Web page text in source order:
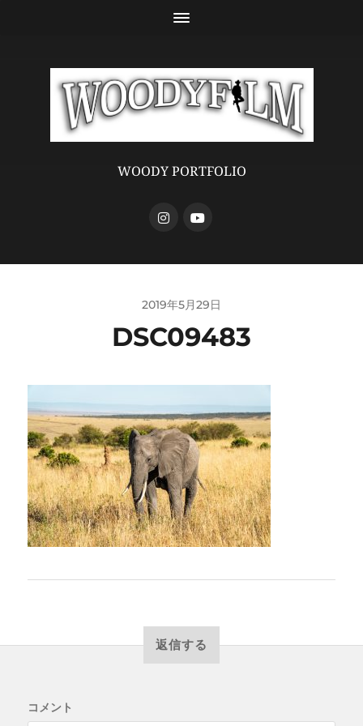
WOODY PORTFOLIO
2019年5月29日
DSC09483
返信する
コメント